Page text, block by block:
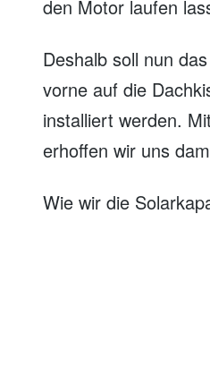
den Motor laufen
Deshalb soll nun
vorne auf die
installiert werden. Mit
erhoffen wir uns
Wie wir die